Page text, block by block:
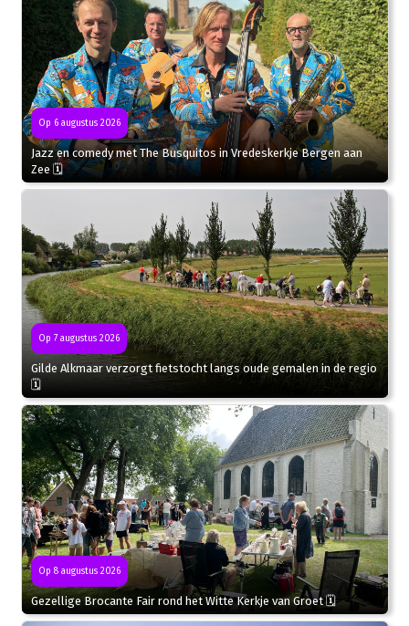
Op 6 augustus 2026
Jazz en comedy met The Busquitos in Vredeskerkje Bergen aan
Zee 🗓
Op 7 augustus 2026
Gilde Alkmaar verzorgt fietstocht langs oude gemalen in de regio
🗓
Op 8 augustus 2026
Gezellige Brocante Fair rond het Witte Kerkje van Groet 🗓